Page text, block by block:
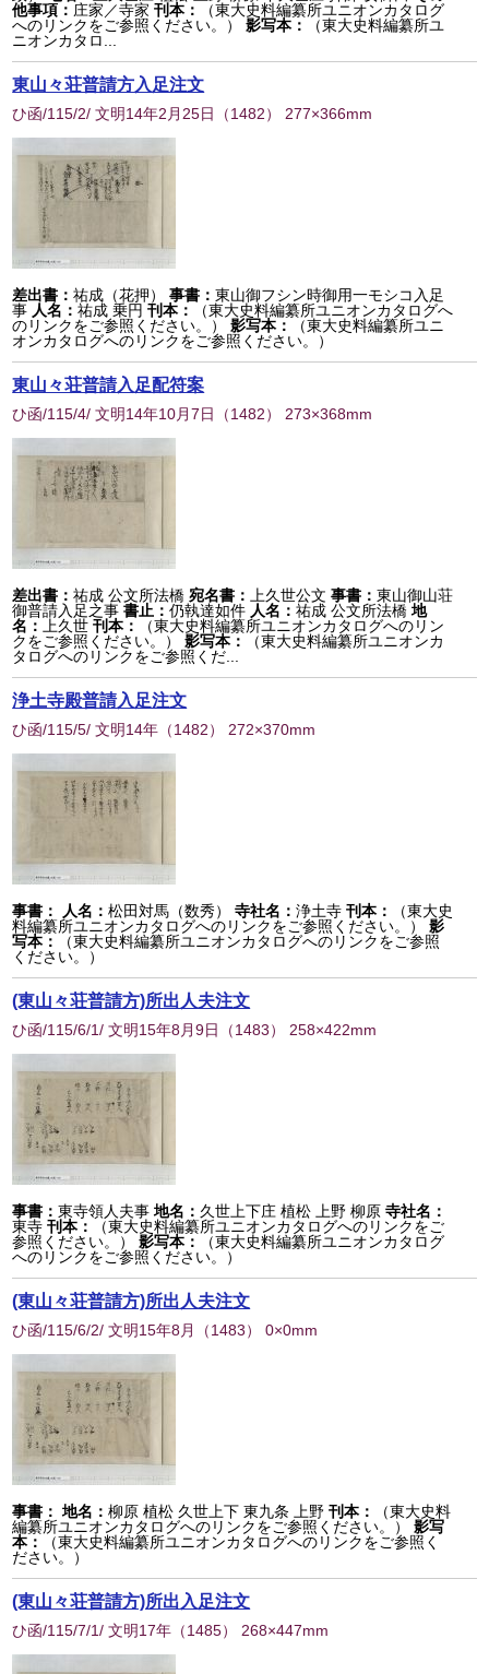
他事項： 庄家／寺家 刊本：
（東大史料編纂所ユニオンカタログ
へのリンクをご参照ください。）
影写本：
（東大史料編纂所ユ
ニオンカタロ...
東山々荘普請方入足注文
ひ函/115/2/ 文明14年2月25日 （1482） 277×366mm
差出書：祐成（花押） 事書：東山御フシン時御用一モシコ入足
事 人名：祐成 乗円 刊本：
（東大史料編纂所ユニオンカタログへ
のリンクをご参照ください。）
影写本：
（東大史料編纂所ユニ
オンカタログへのリンクをご参照ください。）
東山々荘普請入足配符案
ひ函/115/4/ 文明14年10月7日 （1482） 273×368mm
差出書：祐成 公文所法橋 宛名書： 上久世公文 事書：東山御山荘
御普請入足之事書止：仍執達如件 人名：祐成 公文所法橋 地
名：
上久世 刊本：
（東大史料編纂所ユニオンカタログへのリン
クをご参照ください。）
影写本：
（東大史料編纂所ユニオンカ
タログへのリンクをご参照くだ...
浄土寺殿普請入足注文
ひ函/115/5/ 文明14年 （1482） 272×370mm
事書： 人名：松田対馬（数秀） 寺社名：浄土寺 刊本：
（東大史
料編纂所ユニオンカタログへのリンクをご参照ください。）
影
写本：
（東大史料編纂所ユニオンカタログへのリンクをご参照
ください。）
(東山々荘普請方)所出人夫注文
ひ函/115/6/1/ 文明15年8月9日 （1483） 258×422mm
事書：東寺領人夫事地名： 久世上下庄 植松 上野 柳原 寺社名：
東寺 刊本：
（東大史料編纂所ユニオンカタログへのリンクをご
参照ください。）
影写本：
（東大史料編纂所ユニオンカタログ
へのリンクをご参照ください。）
(東山々荘普請方)所出人夫注文
ひ函/115/6/2/ 文明15年8月 （1483） 0×0mm
事書： 地名：柳原 植松 久世上下 東九条 上野 刊本：
（東大史料
編纂所ユニオンカタログへのリンクをご参照ください。）
影写
本：
（東大史料編纂所ユニオンカタログへのリンクをご参照く
ださい。）
(東山々荘普請方)所出入足注文
ひ函/115/7/1/ 文明17年 （1485） 268×447mm